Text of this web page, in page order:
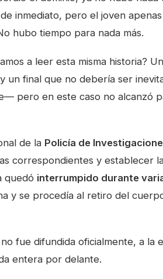
inmediato, pero el joven
hubo tiempo para nada más.
a leer esta misma historia?
un final que no debería ser
pero en este caso no alcanzó
de la Policía de
correspondientes y establecer
quedó interrumpido durante
y se procedía al retiro del
fue difundida oficialmente, a la
entera por delante.